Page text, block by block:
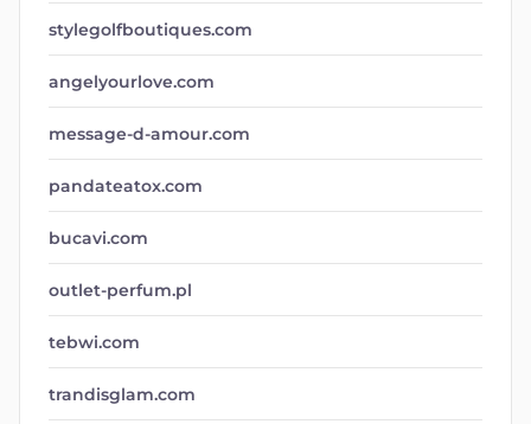
stylegolfboutiques.com
angelyourlove.com
message-d-amour.com
pandateatox.com
bucavi.com
outlet-perfum.pl
tebwi.com
trandisglam.com